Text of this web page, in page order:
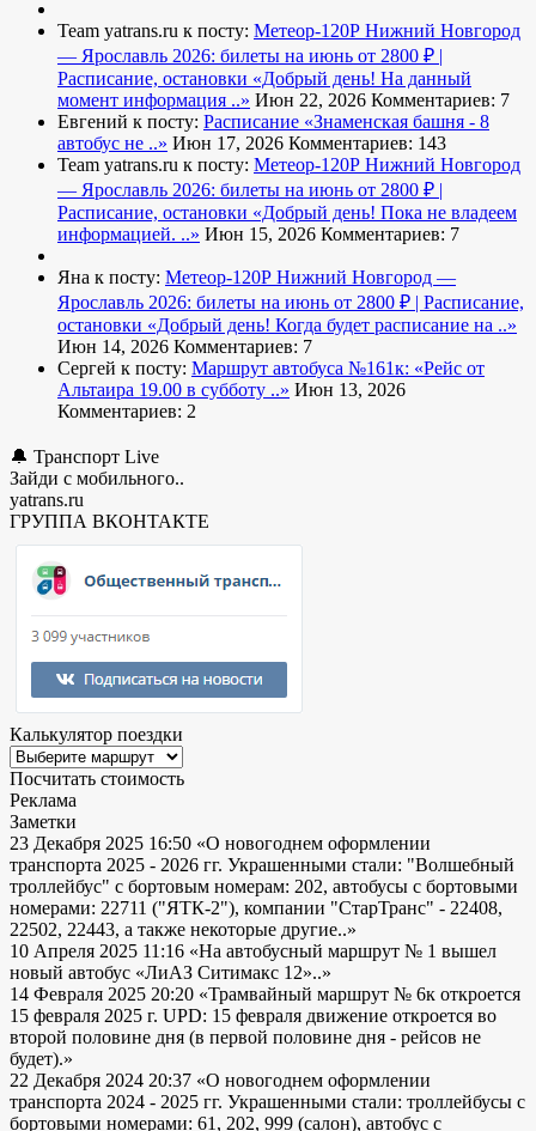
Team yatrans.ru к посту: Метеор-120Р Нижний Новгород
— Ярославль 2026: билеты на июнь от 2800 ₽ |
Расписание, остановки «Добрый день! На данный
момент информация ..» Июн 22, 2026 Комментариев: 7
Евгений к посту: Расписание «Знаменская башня - 8
автобус не ..» Июн 17, 2026 Комментариев: 143
Team yatrans.ru к посту: Метеор-120Р Нижний Новгород
— Ярославль 2026: билеты на июнь от 2800 ₽ |
Расписание, остановки «Добрый день! Пока не владеем
информацией. ..» Июн 15, 2026 Комментариев: 7
Яна к посту: Метеор-120Р Нижний Новгород —
Ярославль 2026: билеты на июнь от 2800 ₽ | Расписание,
остановки «Добрый день! Когда будет расписание на ..»
Июн 14, 2026 Комментариев: 7
Сергей к посту: Маршрут автобуса №161к: «Рейс от
Альтаира 19.00 в субботу ..» Июн 13, 2026
Комментариев: 2
🔔 Транспорт Live
Зайди с мобильного..
yatrans.ru
ГРУППА ВКОНТАКТЕ
Калькулятор поездки
Посчитать стоимость
Реклама
Заметки
23 Декабря 2025 16:50 «О новогоднем оформлении
транспорта 2025 - 2026 гг. Украшенными стали: "Волшебный
троллейбус" с бортовым номерам: 202, автобусы с бортовыми
номерами: 22711 ("ЯТК-2"), компании "СтарТранс" - 22408,
22502, 22443, а также некоторые другие..»
10 Апреля 2025 11:16 «На автобусный маршрут № 1 вышел
новый автобус «ЛиАЗ Ситимакс 12»..»
14 Февраля 2025 20:20 «Трамвайный маршрут № 6к откроется
15 февраля 2025 г. UPD: 15 февраля движение откроется во
второй половине дня (в первой половине дня - рейсов не
будет).»
22 Декабря 2024 20:37 «О новогоднем оформлении
транспорта 2024 - 2025 гг. Украшенными стали: троллейбусы с
бортовыми номерами: 61, 202, 999 (салон), автобус с